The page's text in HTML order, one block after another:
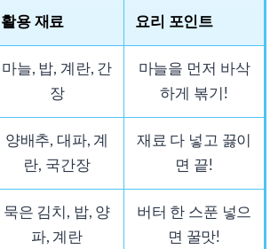
활용 재료 요리 포인트
마늘, 밥, 계란, 간
장
마늘을 먼저 바삭
하게 볶기!
양배추, 대파, 계
란, 국간장
재료 다 넣고 끓이
면 끝!
묵은 김치, 밥, 양
파, 계란
버터 한 스푼 넣으
면 꿀맛!